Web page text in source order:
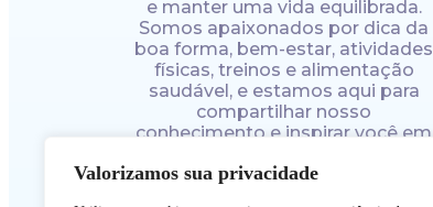
Valorizamos sua privacidade
e manter uma vida equilibrada.
Somos apaixonados por dica da
boa forma, bem-estar, atividades
físicas, treinos e alimentação
saudável, e estamos aqui para
compartilhar nosso
conhecimento e inspirar você em
melhor.